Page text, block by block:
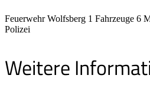
Feuerwehr Wolfsberg 1 Fahrzeuge 6
Polizei
Weitere